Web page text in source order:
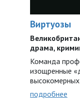
Виртуозы
драма,
Команда
изощренные
подробнее